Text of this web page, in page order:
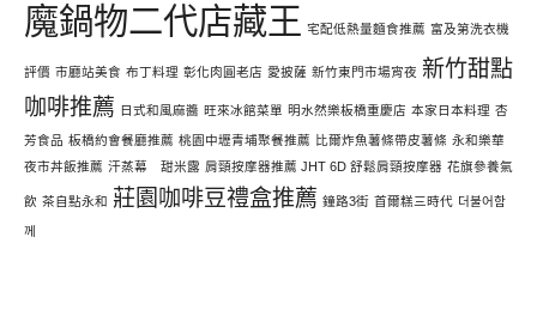
魔鍋物二代店藏王 宅配低熱量麵食推薦 富及第洗衣機
評價 市廳站美食 布丁料理 彰化肉圓老店 愛披薩 新竹東門市場宵夜 新竹甜點
咖啡推薦 日式和風麻醬 旺來冰館菜單 明水然樂板橋重慶店 本家日本料理 杏
芳食品 板橋約會餐廳推薦 桃園中壢青埔聚餐推薦 比爾炸魚薯條帶皮薯條 永和樂華
夜市丼飯推薦 汗蒸幕 甜米露 肩頸按摩器推薦 JHT 6D 舒鬆肩頸按摩器 花旗參養氣
飲 茶自點永和 莊園咖啡豆禮盒推薦 鐘路3街 首爾糕三時代 더불어함
께